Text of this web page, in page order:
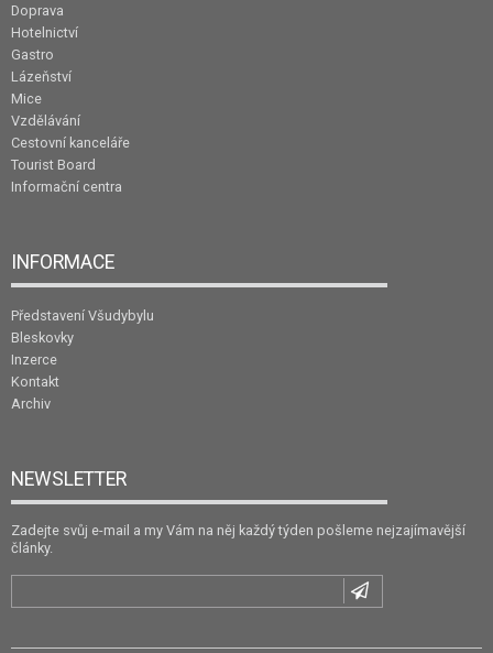
Doprava
Hotelnictví
Gastro
Lázeňství
Mice
Vzdělávání
Cestovní kanceláře
Tourist Board
Informační centra
INFORMACE
Představení Všudybylu
Bleskovky
Inzerce
Kontakt
Archiv
NEWSLETTER
Zadejte svůj e-mail a my Vám na něj každý týden pošleme nejzajímavější
články.